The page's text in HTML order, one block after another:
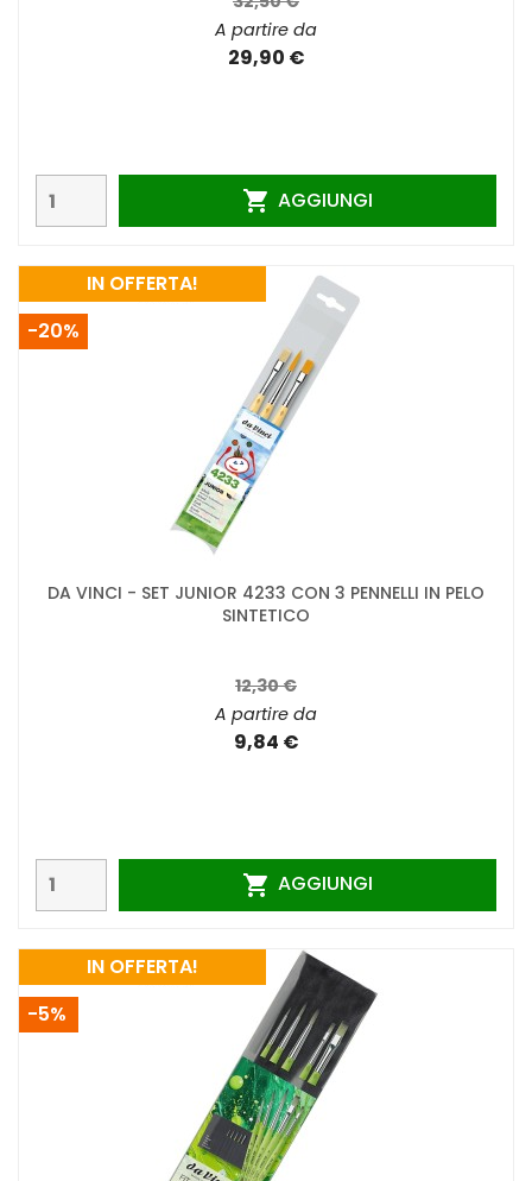
A partire da
29,90 €
 AGGIUNGI
DA VINCI - SET JUNIOR 4233 CON 3 PENNELLI IN PELO
SINTETICO
12,30 €
A partire da
9,84 €
 AGGIUNGI
IN OFFERTA!
-20%
IN OFFERTA!
-5%